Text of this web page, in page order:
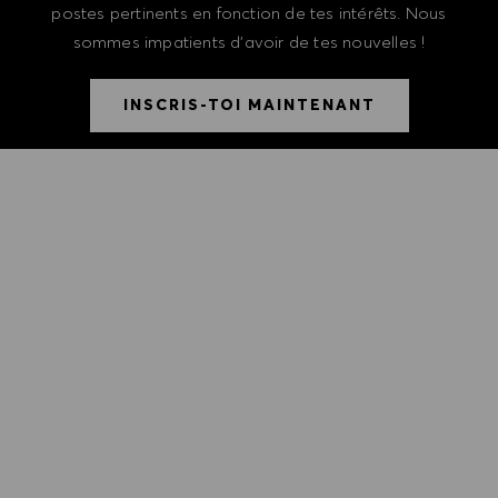
postes pertinents en fonction de tes intérêts. Nous
sommes impatients d'avoir de tes nouvelles !
INSCRIS-TOI MAINTENANT